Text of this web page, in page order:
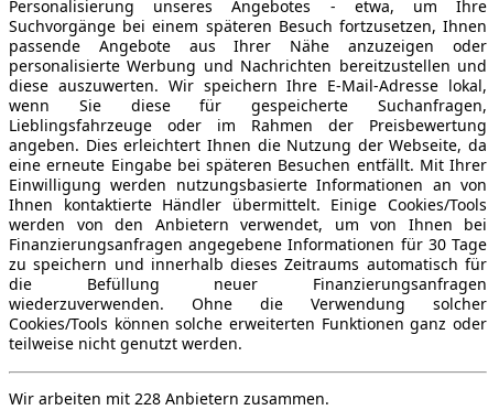
Personalisierung unseres Angebotes - etwa, um Ihre
Suchvorgänge bei einem späteren Besuch fortzusetzen, Ihnen
passende Angebote aus Ihrer Nähe anzuzeigen oder
personalisierte Werbung und Nachrichten bereitzustellen und
diese auszuwerten. Wir speichern Ihre E-Mail-Adresse lokal,
wenn Sie diese für gespeicherte Suchanfragen,
Lieblingsfahrzeuge oder im Rahmen der Preisbewertung
angeben. Dies erleichtert Ihnen die Nutzung der Webseite, da
eine erneute Eingabe bei späteren Besuchen entfällt. Mit Ihrer
Einwilligung werden nutzungsbasierte Informationen an von
Ihnen kontaktierte Händler übermittelt. Einige Cookies/Tools
werden von den Anbietern verwendet, um von Ihnen bei
Finanzierungsanfragen angegebene Informationen für 30 Tage
zu speichern und innerhalb dieses Zeitraums automatisch für
die Befüllung neuer Finanzierungsanfragen
wiederzuverwenden. Ohne die Verwendung solcher
Cookies/Tools können solche erweiterten Funktionen ganz oder
teilweise nicht genutzt werden.
Wir arbeiten mit 228 Anbietern zusammen.